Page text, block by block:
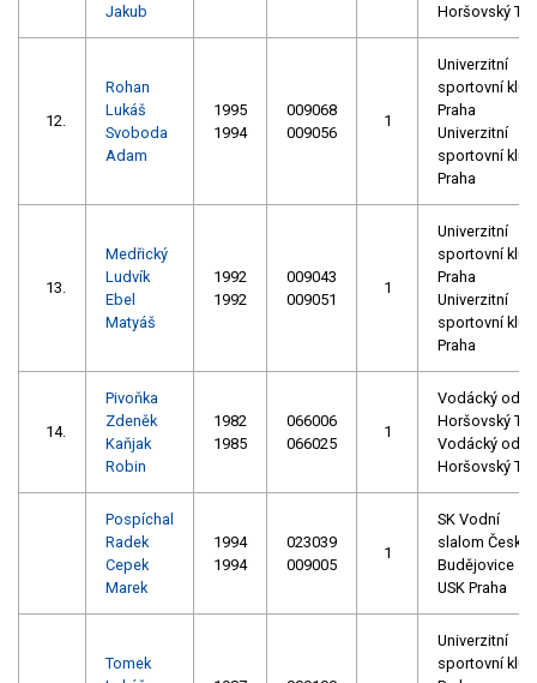
Jakub
Horšovský Týn
12.
Rohan
Lukáš
Svoboda
Adam
1995
1994
009068
009056
1
Univerzitní
sportovní klub
Praha
Univerzitní
sportovní klub
Praha
13.
Medřický
Ludvík
Ebel
Matyáš
1992
1992
009043
009051
1
Univerzitní
sportovní klub
Praha
Univerzitní
sportovní klub
Praha
14.
Pivoňka
Zdeněk
Kaňjak
Robin
1982
1985
066006
066025
1
Vodácký oddíl
Horšovský Týn
Vodácký oddíl
Horšovský Týn
Pospíchal
Radek
Cepek
Marek
1994
1994
023039
009005
1
SK Vodní
slalom České
Budějovice
USK Praha
Tomek
Univerzitní
sportovní klub